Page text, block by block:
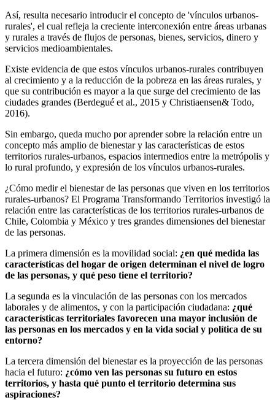
Así, resulta necesario introducir el concepto de 'vínculos urbanos-
rurales', el cual refleja la creciente interconexión entre áreas urbanas
y rurales a través de flujos de personas, bienes, servicios, dinero y
servicios medioambientales.
Existe evidencia de que estos vínculos urbanos-rurales contribuyen
al crecimiento y a la reducción de la pobreza en las áreas rurales, y
que su contribución es mayor a la que surge del crecimiento de las
ciudades grandes (Berdegué et al., 2015 y Christiaensen& Todo,
2016).
Sin embargo, queda mucho por aprender sobre la relación entre un
concepto más amplio de bienestar y las características de estos
territorios rurales-urbanos, espacios intermedios entre la metrópolis y
lo rural profundo, y expresión de los vínculos urbanos-rurales.
¿Cómo medir el bienestar de las personas que viven en los territorios
rurales-urbanos? El Programa Transformando Territorios investigó la
relación entre las características de los territorios rurales-urbanos de
Chile, Colombia y México y tres grandes dimensiones del bienestar
de las personas.
La primera dimensión es la movilidad social: ¿en qué medida las
características del hogar de origen determinan el nivel de logro
de las personas, y qué peso tiene el territorio?
La segunda es la vinculación de las personas con los mercados
laborales y de alimentos, y con la participación ciudadana: ¿qué
características territoriales favorecen una mayor inclusión de
las personas en los mercados y en la vida social y política de su
entorno?
La tercera dimensión del bienestar es la proyección de las personas
hacia el futuro: ¿cómo ven las personas su futuro en estos
territorios, y hasta qué punto el territorio determina sus
aspiraciones?